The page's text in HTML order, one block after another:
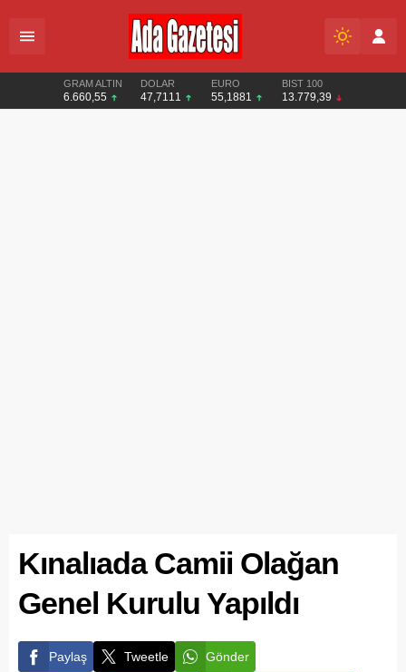
GRAM ALTIN
6.660,55
DOLAR
47,7111
EURO
55,1881
BIST 100
13.779,39
Kınalıada Camii Olağan
Genel Kurulu Yapıldı
Paylaş Tweetle Gönder